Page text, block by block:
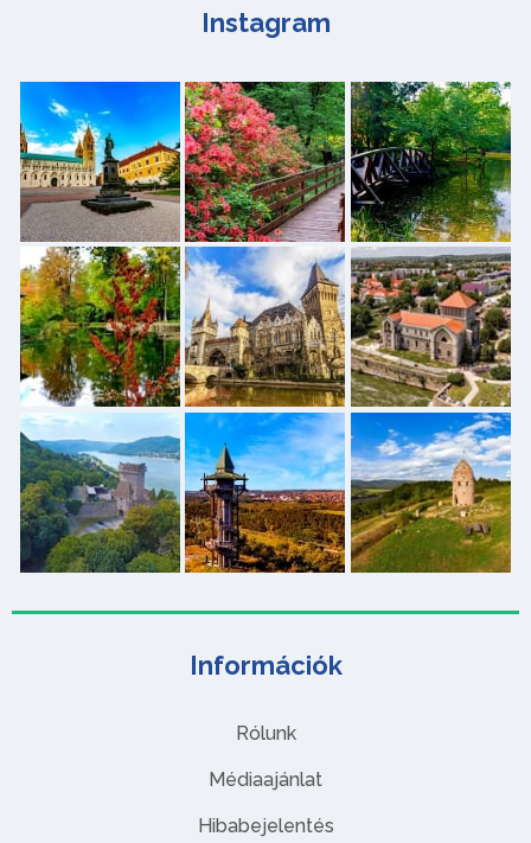
Információk
Rólunk
Médiaajánlat
Hibabejelentés
Instagram